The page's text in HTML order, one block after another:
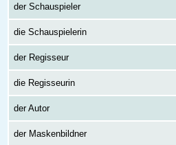
der Schauspieler
die Schauspielerin
der Regisseur
die Regisseurin
der Autor
der Maskenbildner